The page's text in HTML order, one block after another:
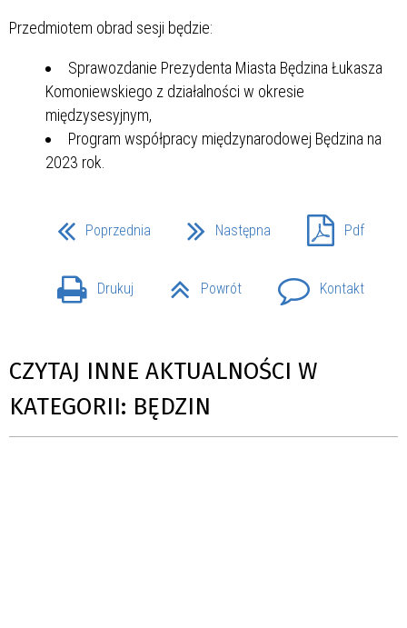
Przedmiotem obrad sesji będzie:
Sprawozdanie Prezydenta Miasta Będzina Łukasza
Komoniewskiego z działalności w okresie
międzysesyjnym,
Program współpracy międzynarodowej Będzina na
2023 rok.
Poprzednia Następna Pdf
Drukuj Powrót Kontakt
CZYTAJ INNE AKTUALNOŚCI W
KATEGORII: BĘDZIN